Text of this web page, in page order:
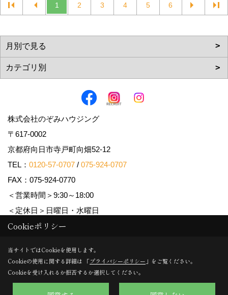
1 2 3 4 5 6
株式会社のぞみハウジング
〒617-0002
京都府向日市寺戸町向畑52-12
TEL： 0120-57-0707 / 075-924-0707
FAX：075-924-0770
＜営業時間＞9:30～18:00
＜定休日＞日曜日・水曜日
Copyright (c) Nozomi Housing. All Rights Reserved.
Produced byゴデスクリエイト
Cookieポリシー
当サイトではCookieを使用します。
Cookieの使用に関する詳細は 「プライバシーポリシー 」をご覧ください。
Cookieを受け入れるか拒否するか選択してください。